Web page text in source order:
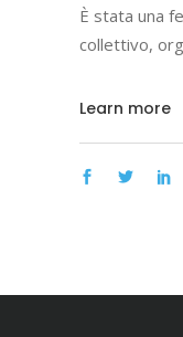
È stata una
collettivo,
Learn more